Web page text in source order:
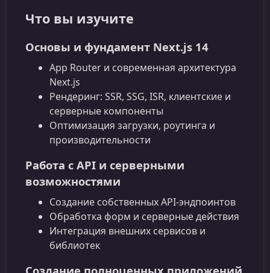
Что вы изучите
Основы и фундамент Next.js 14
App Router и современная архитектура
Next.js
Рендеринг: SSR, SSG, ISR, клиентские и
серверные компоненты
Оптимизация загрузки, роутинга и
производительности
Работа с API и серверными
возможностями
Создание собственных API‑эндпоинтов
Обработка форм и серверные действия
Интеграция внешних сервисов и
библиотек